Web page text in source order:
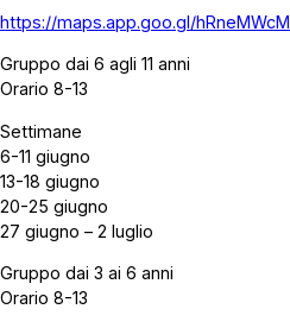
https://maps.app.goo.gl/
Gruppo dai 6 agli 11 anni
Orario 8-13
Settimane
6-11 giugno
13-18 giugno
20-25 giugno
27 giugno – 2 luglio
Gruppo dai 3 ai 6 anni
Orario 8-13